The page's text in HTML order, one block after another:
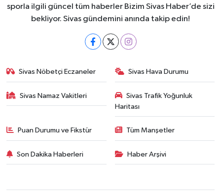
sporla ilgili güncel tüm haberler Bizim Sivas Haber’de sizi
bekliyor. Sivas gündemini anında takip edin!
Sivas Nöbetçi Eczaneler Sivas Hava Durumu
Sivas Namaz Vakitleri
Sivas Trafik Yoğunluk
Haritası
Puan Durumu ve Fikstür Tüm Manşetler
Son Dakika Haberleri Haber Arşivi